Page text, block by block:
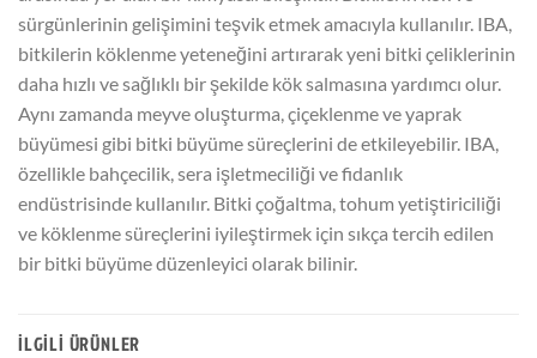
sürgünlerinin gelişimini teşvik etmek amacıyla kullanılır. IBA,
bitkilerin köklenme yeteneğini artırarak yeni bitki çeliklerinin
daha hızlı ve sağlıklı bir şekilde kök salmasına yardımcı olur.
Aynı zamanda meyve oluşturma, çiçeklenme ve yaprak
büyümesi gibi bitki büyüme süreçlerini de etkileyebilir. IBA,
özellikle bahçecilik, sera işletmeciliği ve fidanlık
endüstrisinde kullanılır. Bitki çoğaltma, tohum yetiştiriciliği
ve köklenme süreçlerini iyileştirmek için sıkça tercih edilen
bir bitki büyüme düzenleyici olarak bilinir.
İLGILI ÜRÜNLER